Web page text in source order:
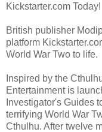
Kickstarter.com Today!
British publisher
platform
World War Two to life.
Inspired by the
Entertainment is
Investigator's Guides
terrifying World War
Cthulhu. After twelve